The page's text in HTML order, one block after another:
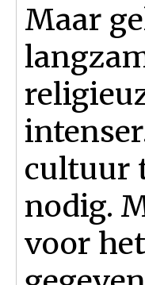
Maar
cultuur
nodig.
voor